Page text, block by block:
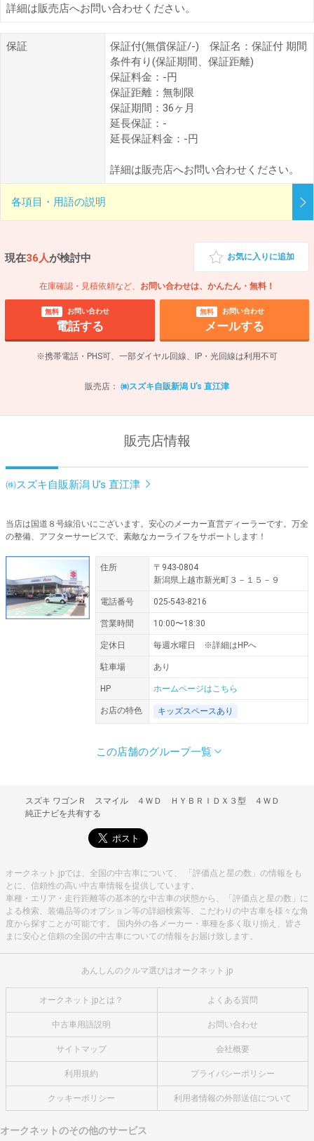
詳細は販売店へお問い合わせください。
保証
保証付(無償保証/-) 保証名：保証付 期間
条件有り(保証期間、保証距離)
保証料金：-円
保証距離：無制限
保証期間：36ヶ月
延長保証：-
延長保証料金：-円
詳細は販売店へお問い合わせください。
各項目・用語の説明
現在36人が検討中 お気に入りに追加
在庫確認・見積依頼など、 お問い合わせは、かんたん・無料！
無料 お問い合わせ
電話する
無料 お問い合わせ
メールする
※携帯電話・PHS可、一部ダイヤル回線、IP・光回線は利用不可
販売店： ㈱スズキ自販新潟 U’s 直江津
販売店情報
㈱スズキ自販新潟 U’s 直江津
当店は国道８号線沿いにございます。安心のメーカー直営ディーラーです。万全
の整備、アフターサービスで、素敵なカーライフをサポートします！
住所
〒943-0804
新潟県上越市新光町３－１５－９
電話番号 025-543-8216
営業時間 10:00〜18:30
定休日 毎週水曜日 ※詳細はHPへ
駐車場 あり
HP ホームページはこちら
お店の特色 キッズスペースあり
この店舗のグループ一覧
スズキ ワゴンＲ スマイル ４ＷＤ ＨＹＢＲＩＤＸ３型 ４ＷＤ
純正ナビを共有する
オークネット.jpでは、全国の中古車について、 「評価点と星の数」の情報をも
とに、信頼性の高い中古車情報を提供しています。
車種・エリア・走行距離等の基本的な中古車の状態から、「評価点と星の数」に
よる検索、装備品等のオプション等の詳細検索等、こだわりの中古車を様々な角
度から探すことが可能です。 国内外の各メーカー・車種を多く取り揃え、皆さ
まに安心と信頼の全国の中古車についての情報をお届け致します。
あんしんのクルマ選びはオークネット.jp
オークネット.jpとは？ よくある質問
中古車用語説明 お問い合わせ
サイトマップ 会社概要
利用規約 プライバシーポリシー
クッキーポリシー 利用者情報の外部送信について
オークネットのその他のサービス